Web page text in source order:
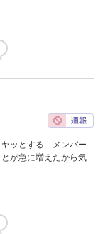
ヤッとする メンバー
が急に増えたから気